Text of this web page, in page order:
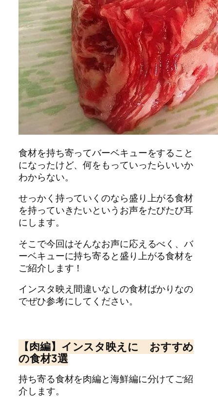
食材を持ち寄ってバーベキューをすること
になったけど、何をもっていったらいいか
わからない。
せっかく持っていくのなら盛り上がる食材
を持っていきたいというお声をたびたび耳
にします。
そこで今回はそんなお声に応えるべく、バ
ーベキューに持ち寄ると盛り上がる食材を
ご紹介します！
インスタ映え間違いなしの食材ばかりなの
でぜひ参考にしてください。
【肉編】インスタ映えに おすすめ
の食材3選
持ち寄る食材を肉編と海鮮編に分けてご紹
介します。